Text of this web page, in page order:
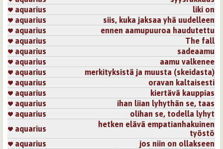
aquarius
liki on
aquarius
siis, kuka jaksaa yhä uudelleen
aquarius
ennen aamupuuroa haudutettu
aquarius
The fall
aquarius
sadeaamu
aquarius
aamu valkenee
aquarius
merkityksistä ja muusta (skeidasta)
aquarius
oravan kaltaisesti
aquarius
kiertävä kauppias
aquarius
ihan liian lyhythän se, taas
aquarius
olihan se, todella lyhyt
aquarius
hetken elävä empatianhakuinen
työstö
aquarius
jos niin on ollakseen